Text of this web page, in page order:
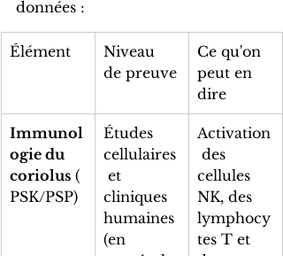
données :
Élément
Niveau
de preuve
Ce qu'on
peut en
dire
Immunol
ogie du
coriolus (
PSK/PSP)
Études
cellulaires
et
cliniques
humaines
(en
Activation
des
cellules
NK, des
lymphocy
tes T et